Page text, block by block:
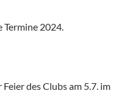
Termine 2024.
des Clubs am 5.7. im